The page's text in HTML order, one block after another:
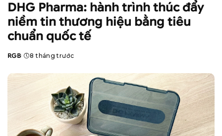
DHG Pharma: hành trình thúc đẩy
niềm tin thương hiệu bằng tiêu
chuẩn quốc tế
Posted
RGB 8 tháng trước